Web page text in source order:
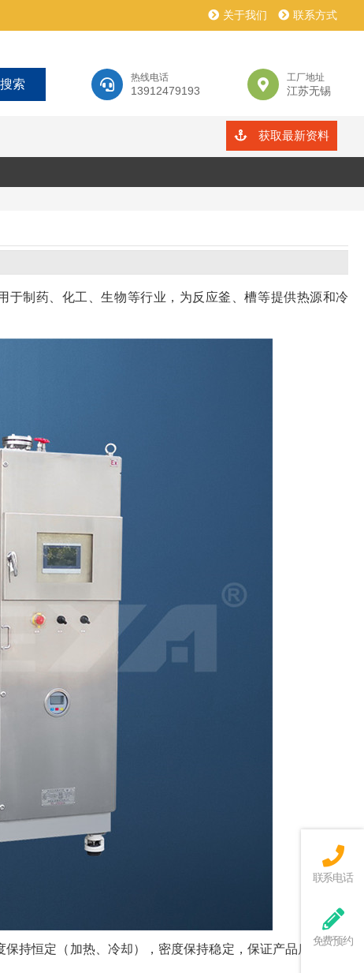
关于我们 联系方式
热线电话
13912479193
工厂地址
江苏无锡
获取最新资料
制药、化工、生物等行业，为反应釜、槽等提供热源和冷
持恒定（加热、冷却），密度保持稳定，保证产品质量的稳
联系电话
免费预约